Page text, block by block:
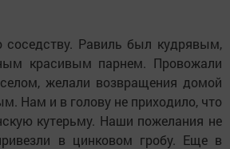
Равиль был кудрявым,
красивым парнем. Провожали
желали возвращения домой
Нам и в голову не приходило, что
кутерьму. Наши пожелания не
в цинковом гробу. Еще в